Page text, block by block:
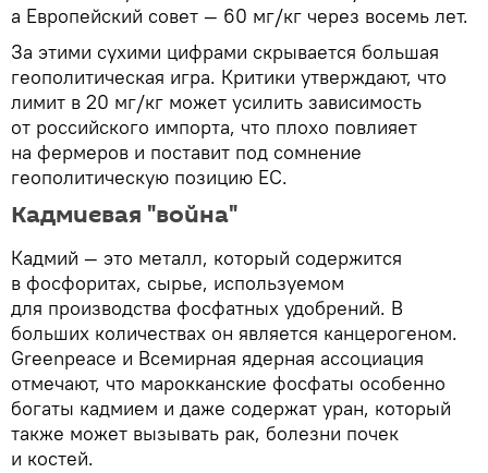
а Европейский совет — 60 мг/кг через восемь лет.
За этими сухими цифрами скрывается большая
геополитическая игра. Критики утверждают, что
лимит в 20 мг/кг может усилить зависимость
от российского импорта, что плохо повлияет
на фермеров и поставит под сомнение
геополитическую позицию ЕС.
Кадмиевая "война"
Кадмий — это металл, который содержится
в фосфоритах, сырье, используемом
для производства фосфатных удобрений. В
больших количествах он является канцерогеном.
Greenpeace и Всемирная ядерная ассоциация
отмечают, что марокканские фосфаты особенно
богаты кадмием и даже содержат уран, который
также может вызывать рак, болезни почек
и костей.